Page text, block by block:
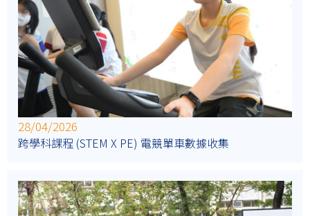
28/04/2026
跨學科課程 (STEM X PE) 電競單車數據收集